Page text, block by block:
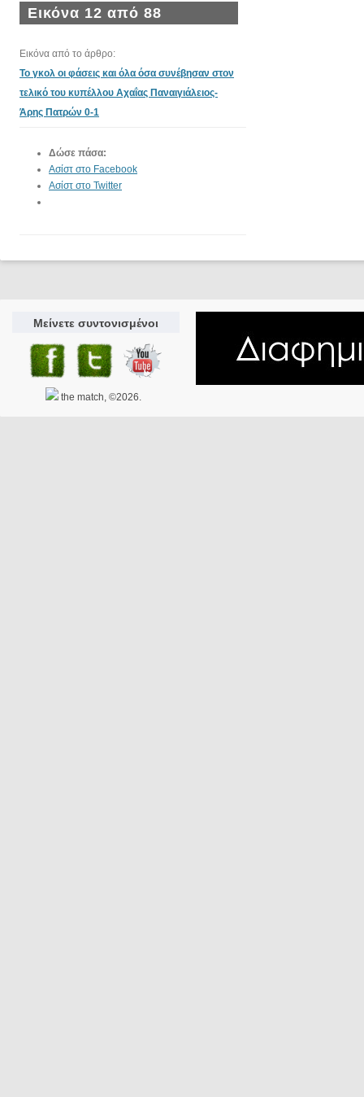
Εικόνα 12 από 88
Εικόνα από το άρθρο:
Το γκολ οι φάσεις και όλα όσα συνέβησαν στον
τελικό του κυπέλλου Αχαΐας Παναιγιάλειος-
Άρης Πατρών 0-1
Δώσε πάσα:
Ασίστ στο Facebook
Ασίστ στο Twitter
Μείνετε συντονισμένοι
the match, ©2026.